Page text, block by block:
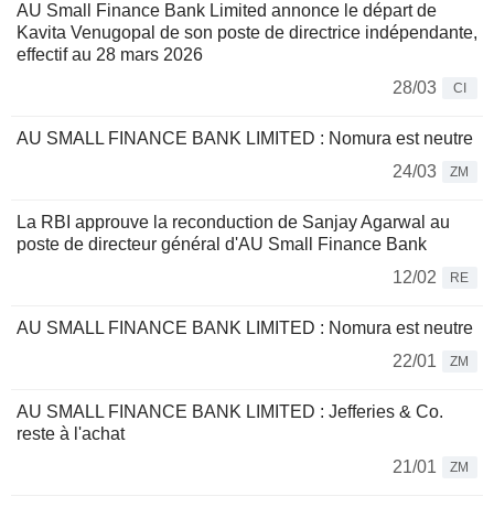
AU Small Finance Bank Limited annonce le départ de
Kavita Venugopal de son poste de directrice indépendante,
effectif au 28 mars 2026
28/03
CI
AU SMALL FINANCE BANK LIMITED : Nomura est neutre
24/03
ZM
La RBI approuve la reconduction de Sanjay Agarwal au
poste de directeur général d'AU Small Finance Bank
12/02
RE
AU SMALL FINANCE BANK LIMITED : Nomura est neutre
22/01
ZM
AU SMALL FINANCE BANK LIMITED : Jefferies & Co.
reste à l'achat
21/01
ZM